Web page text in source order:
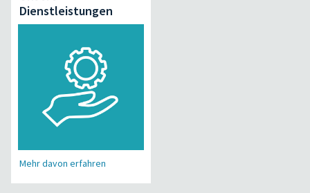
Dienstleistungen
Mehr davon erfahren